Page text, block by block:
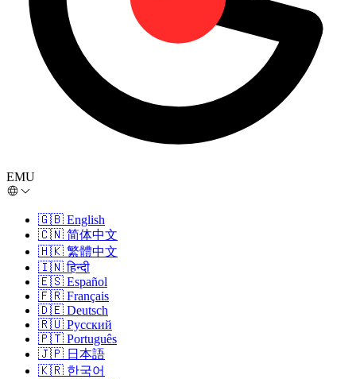
EMU
🇬🇧 English
🇨🇳 简体中文
🇭🇰 繁體中文
🇮🇳 हिन्दी
🇪🇸 Español
🇫🇷 Français
🇩🇪 Deutsch
🇷🇺 Русский
🇵🇹 Português
🇯🇵 日本語
🇰🇷 한국어